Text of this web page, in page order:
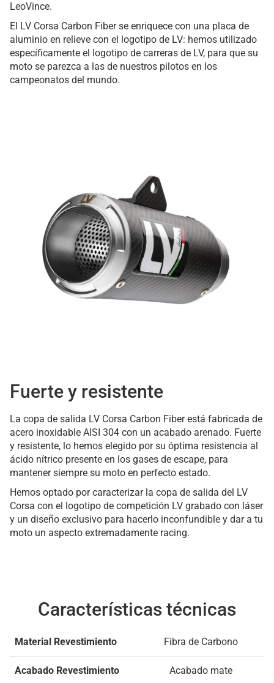
LeoVince.
El LV Corsa Carbon Fiber se enriquece con una placa de
aluminio en relieve con el logotipo de LV: hemos utilizado
específicamente el logotipo de carreras de LV, para que su
moto se parezca a las de nuestros pilotos en los
campeonatos del mundo.
Fuerte y resistente
La copa de salida LV Corsa Carbon Fiber está fabricada de
acero inoxidable AISI 304 con un acabado arenado. Fuerte
y resistente, lo hemos elegido por su óptima resistencia al
ácido nítrico presente en los gases de escape, para
mantener siempre su moto en perfecto estado.
Hemos optado por caracterizar la copa de salida del LV
Corsa con el logotipo de competición LV grabado con láser
y un diseño exclusivo para hacerlo inconfundible y dar a tu
moto un aspecto extremadamente racing.
Características técnicas
Material Revestimiento Fibra de Carbono
Acabado Revestimiento Acabado mate